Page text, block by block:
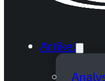
Artikel